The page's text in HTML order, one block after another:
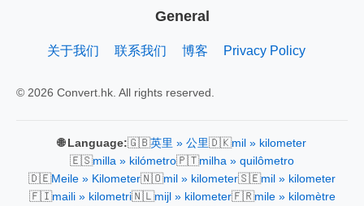
General
关于我们 联系我们 博客 Privacy Policy
© 2026 Convert.hk. All rights reserved.
🌐 Language:🇬🇧英里 » 公里🇩🇰mil » kilometer
🇪🇸milla » kilómetro🇵🇹milha » quilômetro
🇩🇪Meile » Kilometer🇳🇴mil » kilometer🇸🇪mil » kilometer
🇫🇮maili » kilometri🇳🇱mijl » kilometer🇫🇷mile » kilomètre